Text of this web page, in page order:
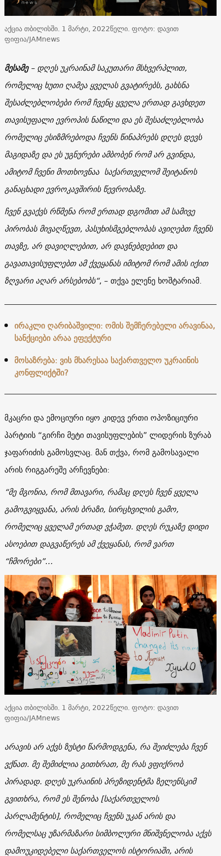
აქცია თბილისში. 1 მარტი, 2022წელი. ფოტო: დავით
ფიფია/JAMnews
მესამე– დღეს უკრაინამ საკუთარი მსხვერპლით,
რომელიც ხუთი ღამეა ყველას გვატირებს, გახსნა
შესაძლებლობები რომ ჩვენც ყველა ერთად გავხდეთ
თავისუფალი ევროპის ნაწილი და ეს შესაძლებლობა
რომელიც ესიზმრებოდა ჩვენს წინაპრებს დღეს დევს
მაგიდაზე და ეს უგნურები ამბობენ რომ არ გვინდა,
ამიტომ ჩვენი მოთხოვნაა საქართველომ შეიტანოს
განაცხადი ევროკავშირის წევრობაზე.
ჩვენ გვაქვს რწმენა რომ ერთად დგომით ამ სამივე
პირობას მივაღწევთ, პასუხისმგებლობას ავიღებთ ჩვენს
თავზე, არ დავიღლებით, არ დავნებდებით და
გავათავისუფლებთ ამ ქვეყანას იმიტომ რომ ამის იქით
ზღვარი აღარ არსებობს“, – თქვა ელენე ხოშტარიამ.
ირაკლი ღარიბაშვილი: ომის შემჩერებელი არავინაა,
სანქციები არაა ეფექტური
მოსაზრება: ვის მხარესაა საქართველო უკრაინის
კონფლიქტში?
მკაცრი და ემოციური იყო კიდევ ერთი ოპოზიციური
პარტიის “გირჩი მეტი თავისუფლების” ლიდერის ზურაბ
ჯაფარიძის გამოსვლაც. მან თქვა, რომ გამოსავალი
არის რიგგარეშე არჩევნები:
“მე მგონია, რომ მთავარი, რამაც დღეს ჩვენ ყველა
გამოგვიყვანა, არის ბრაზი, სირცხვილის გამო,
რომელიც ყველამ ერთად ვჭამეთ. დღეს რუკაზე დიდი
ასოებით დაგვაწერეს ამ ქვეყანას, რომ ვართ
“ჩმორები”…
აქცია თბილისში. 1 მარტი, 2022წელი. ფოტო: დავით
ფიფია/JAMnews
არავის არ აქვს ზუსტი წარმოდგენა, რა შეიძლება ჩვენ
ვქნათ. მე შემიძლია გითხრათ, მე რას ვფიქრობ
პირადად. დღეს უკრაინის პრეზიდენტმა ზელენსკიმ
გვითხრა, რომ ეს შენობა [საქართველოს
პარლამენტის], რომელიც ჩვენს უკან არის და
რომელსაც უზარმაზარი სიმბოლური მნიშვნელობა აქვს
დამოუკიდებელი საქართველოს ისტორიაში, არის